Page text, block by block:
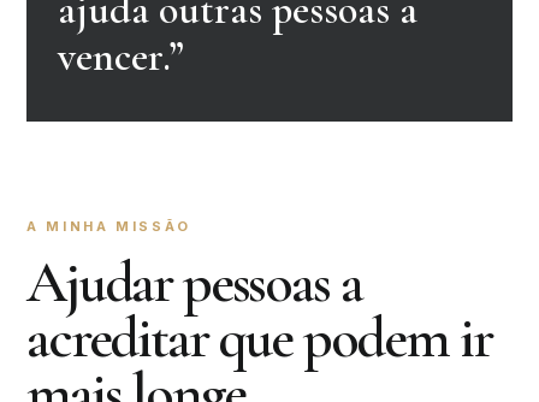
ajuda outras pessoas a
vencer.”
A MINHA MISSÃO
Ajudar pessoas a
acreditar que podem ir